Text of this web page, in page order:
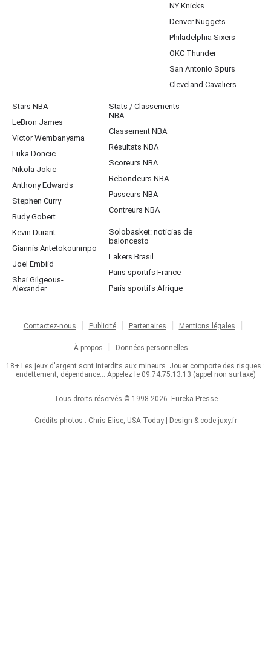
NY Knicks
Denver Nuggets
Philadelphia Sixers
OKC Thunder
San Antonio Spurs
Cleveland Cavaliers
Stars NBA
LeBron James
Victor Wembanyama
Luka Doncic
Nikola Jokic
Anthony Edwards
Stephen Curry
Rudy Gobert
Kevin Durant
Giannis Antetokounmpo
Joel Embiid
Shai Gilgeous-
Alexander
Stats / Classements
NBA
Classement NBA
Résultats NBA
Scoreurs NBA
Rebondeurs NBA
Passeurs NBA
Contreurs NBA
Solobasket: noticias de
baloncesto
Lakers Brasil
Paris sportifs France
Paris sportifs Afrique
Contactez-nous Publicité Partenaires Mentions légales
À propos Données personnelles
18+ Les jeux d'argent sont interdits aux mineurs. Jouer comporte des risques :
endettement, dépendance... Appelez le 09.74.75.13.13 (appel non surtaxé)
Tous droits réservés © 1998-2026 Eureka Presse
Crédits photos : Chris Elise, USA Today | Design & code juxy.fr